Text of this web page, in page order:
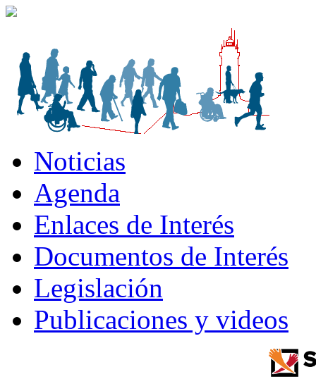
Noticias
Agenda
Enlaces de Interés
Documentos de Interés
Legislación
Publicaciones y videos